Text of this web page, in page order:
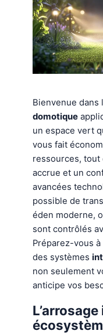
Bienvenue dans
domotique
un espace vert
vous fait
ressources, tout
accrue et un
avancées
possible de
éden moderne,
sont contrôlés
Préparez-vous
des systèmes
non seulement
anticipe vos